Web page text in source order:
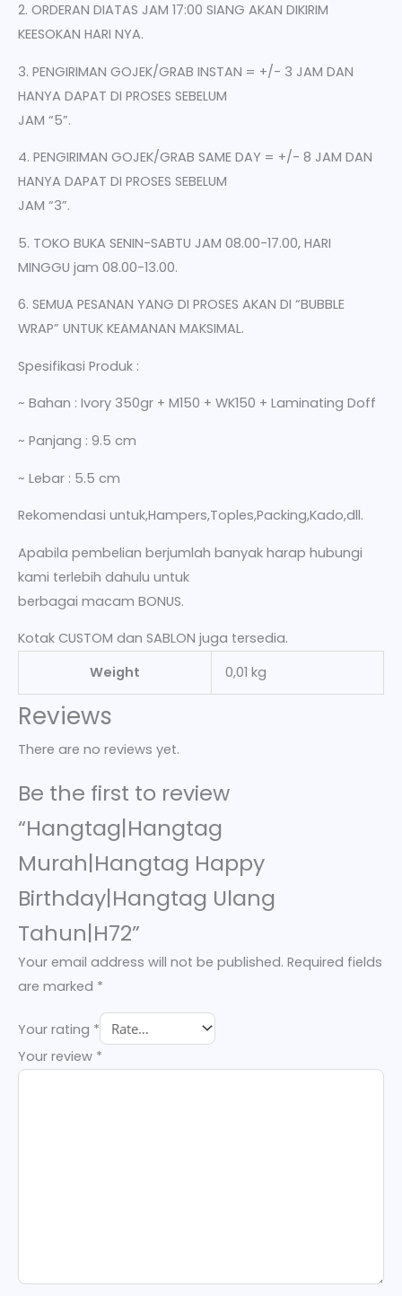
2. ORDERAN DIATAS JAM 17:00 SIANG AKAN DIKIRIM
KEESOKAN HARI NYA.
3. PENGIRIMAN GOJEK/GRAB INSTAN = +/- 3 JAM DAN
HANYA DAPAT DI PROSES SEBELUM
JAM “5”.
4. PENGIRIMAN GOJEK/GRAB SAME DAY = +/- 8 JAM DAN
HANYA DAPAT DI PROSES SEBELUM
JAM “3”.
5. TOKO BUKA SENIN-SABTU JAM 08.00-17.00, HARI
MINGGU jam 08.00-13.00.
6. SEMUA PESANAN YANG DI PROSES AKAN DI “BUBBLE
WRAP” UNTUK KEAMANAN MAKSIMAL.
Spesifikasi Produk :
~ Bahan : Ivory 350gr + M150 + WK150 + Laminating Doff
~ Panjang : 9.5 cm
~ Lebar : 5.5 cm
Rekomendasi untuk,Hampers,Toples,Packing,Kado,dll.
Apabila pembelian berjumlah banyak harap hubungi
kami terlebih dahulu untuk
berbagai macam BONUS.
Kotak CUSTOM dan SABLON juga tersedia.
Weight
0,01 kg
Reviews
There are no reviews yet.
Be the first to review
“Hangtag|Hangtag
Murah|Hangtag Happy
Birthday|Hangtag Ulang
Tahun|H72”
Your email address will not be published. Required fields
are marked *
Your rating *
Your review *